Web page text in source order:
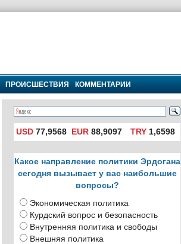
ПРОИСШЕСТВИЯ КОММЕНТАРИИ
USD 77,9568 EUR 88,9097 TRY1,6598
Какое направление политики Эрдогана
сегодня вызывает у вас наибольшие
вопросы?
Экономическая политика
Курдский вопрос и безопасность
Внутренняя политика и свободы
Внешняя политика